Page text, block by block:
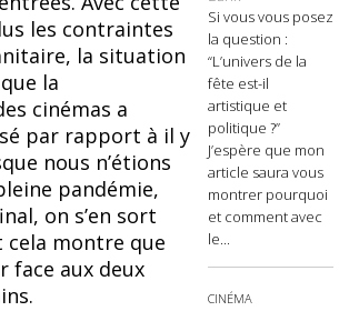
les contraintes
la situation
la
cinémas a
par rapport à il y
nous n’étions
pandémie,
on s’en sort
montre que
face aux deux
Si vous vous posez
la question :
“L’univers de la
fête est-il
artistique et
politique ?”
J’espère que mon
article saura vous
montrer pourquoi
et comment avec
le...
CINÉMA